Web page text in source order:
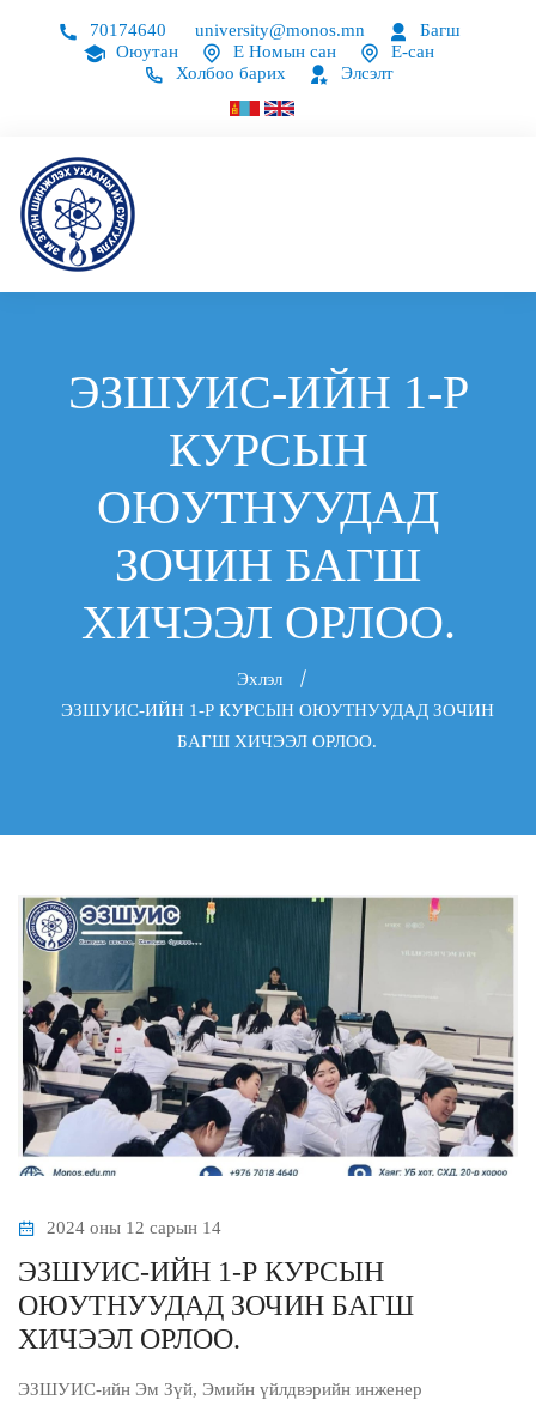
70174640 university@monos.mn
Багш
Оюутан
Е Номын сан
Е-сан
Холбоо барих
Элсэлт
ЭЗШУИС-ИЙН 1-Р
КУРСЫН
ОЮУТНУУДАД
ЗОЧИН БАГШ
ХИЧЭЭЛ ОРЛОО.
Эхлэл
ЭЗШУИС-ИЙН 1-Р КУРСЫН ОЮУТНУУДАД ЗОЧИН
БАГШ ХИЧЭЭЛ ОРЛОО.
2024 оны 12 сарын 14
ЭЗШУИС-ИЙН 1-Р КУРСЫН
ОЮУТНУУДАД ЗОЧИН БАГШ
ХИЧЭЭЛ ОРЛОО.
ЭЗШУИС-ийн Эм Зүй, Эмийн үйлдвэрийн инженер